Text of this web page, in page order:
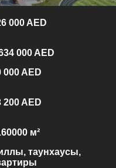
000 AED
000 AED
000 AED
200 AED
м²
таунхаусы,